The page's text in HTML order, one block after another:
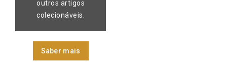
outros artigos
colecionáveis.
Saber mais